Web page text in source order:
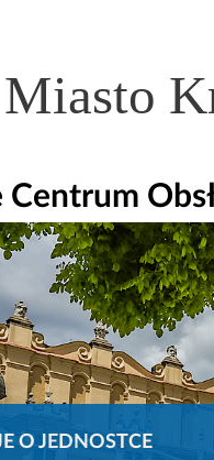
Miasto
Centrum
O JEDNOSTCE